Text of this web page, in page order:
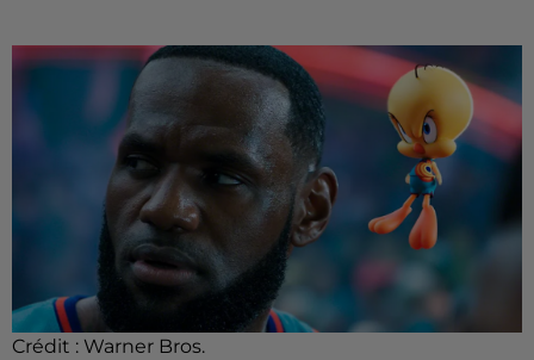
Crédit : Warner Bros.